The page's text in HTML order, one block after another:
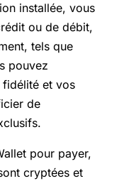
installée, vous
ou de débit,
tels que
pouvez
et vos
de
pour payer,
cryptées et